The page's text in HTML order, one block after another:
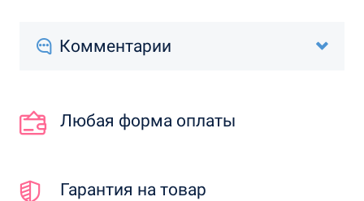
Комментарии
Любая форма оплаты
Гарантия на товар